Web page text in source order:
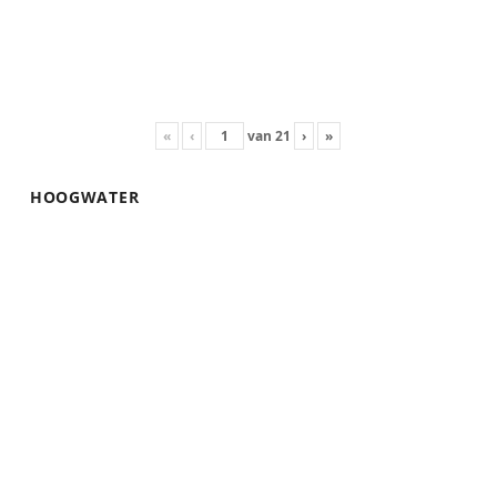
« ‹ van21 › »
HOOGWATER